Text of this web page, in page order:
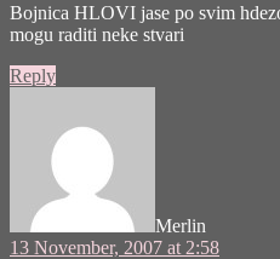
Bojnica HLOVI jase po svim
mogu raditi neke stvari
Reply
Merlin
13 November, 2007 at 2:58